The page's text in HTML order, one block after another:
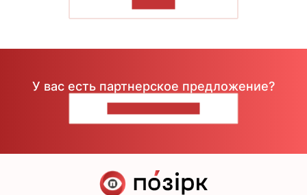
У вас есть партнерское предложение?